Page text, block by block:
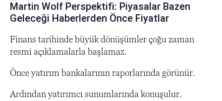
Martin Wolf Perspektifi: Piyasalar Bazen
Geleceği Haberlerden Önce Fiyatlar
Finans tarihinde büyük dönüşümler çoğu zaman
resmi açıklamalarla başlamaz.
Önce yatırım bankalarının raporlarında görünür.
Ardından yatırımcı sunumlarında konuşulur.